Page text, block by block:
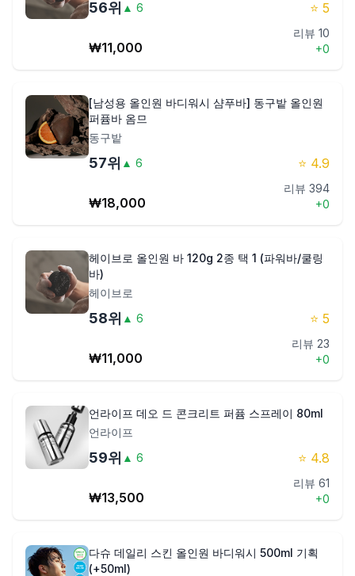
56위 ▲ 6 ⭐ 5
₩11,000
리뷰 10
+0
[남성용 올인원 바디워시 샴푸바] 동구밭 올인원
퍼퓸바 옴므
동구밭
57위 ▲ 6 ⭐ 4.9
₩18,000
리뷰 394
+0
헤이브로 올인원 바 120g 2종 택 1 (파워바/쿨링
바)
헤이브로
58위 ▲ 6 ⭐ 5
₩11,000
리뷰 23
+0
언라이프 데오 드 콘크리트 퍼퓸 스프레이 80ml
언라이프
59위 ▲ 6 ⭐ 4.8
₩13,500
리뷰 61
+0
다슈 데일리 스킨 올인원 바디워시 500ml 기획
(+50ml)